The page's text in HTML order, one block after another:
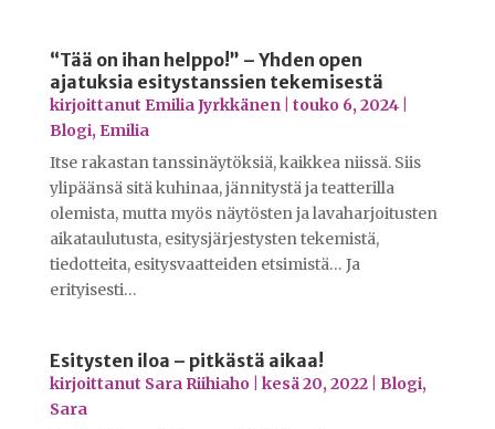
“Tää on ihan helppo!” – Yhden open
ajatuksia esitystanssien tekemisestä
kirjoittanut Emilia Jyrkkänen touko 6, 2024|
Blogi, Emilia
Itse rakastan tanssinäytöksiä, kaikkea niissä. Siis
ylipäänsä sitä kuhinaa, jännitystä ja teatterilla
olemista, mutta myös näytösten ja lavaharjoitusten
aikataulutusta, esitysjärjestysten tekemistä,
tiedotteita, esitysvaatteiden etsimistä… Ja
erityisesti…
Esitysten iloa – pitkästä aikaa!
kirjoittanut Sara Riihiaho| kesä 20, 2022| Blogi,
Sara